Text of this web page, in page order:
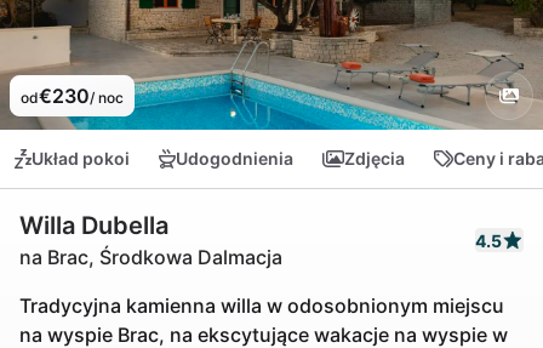
od€230/ noc
Układ pokoi Udogodnienia Zdjęcia Ceny i
Willa Dubella
na Brac, Środkowa Dalmacja
4.5
Tradycyjna kamienna willa w odosobnionym miejscu
na wyspie Brac, na ekscytujące wakacje na wyspie w